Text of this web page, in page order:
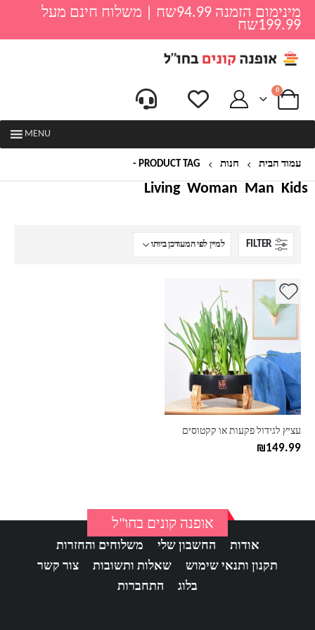
מינימום הזמנה 94.99שח | משלוח חינם מעל
199.99שח
0
MENU
עמוד הבית חנות PRODUCT TAG -
Kids
Man
Woman
Living
FILTER
עציץ לגידול פקעות או קקטוסים
₪149.99
למוצר
לבחור
את
האפשרויות
אופנה קונים בחו"ל
אודות החשבון שלי
משלוחים והחזרות
תקנון ותנאי שימוש
שאלות ותשובות
צור קשר
בלוג
התחברות